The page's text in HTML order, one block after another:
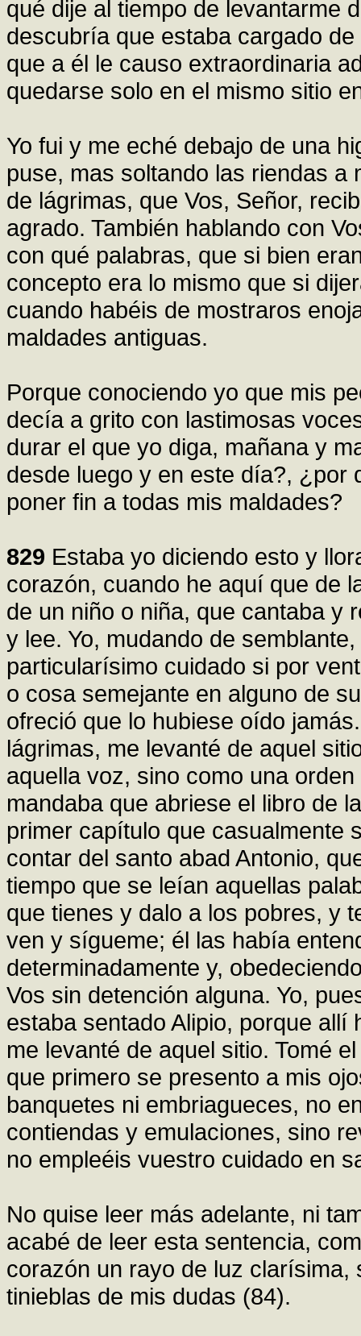
qué dije al tiempo de levantarme
descubría que estaba cargado
que a él le causo extraordinaria
quedarse solo en el mismo sitio
Yo fui y me eché debajo de una
puse, mas soltando las riendas
de lágrimas, que Vos, Señor,
agrado. También hablando con
con qué palabras, que si bien
concepto era lo mismo que si
cuando habéis de mostraros
maldades antiguas.
Porque conociendo yo que mis
decía a grito con lastimosas
durar el que yo diga, mañana y
desde luego y en este día?, ¿por
poner fin a todas mis maldades?
829 Estaba yo diciendo esto y
corazón, cuando he aquí que de
de un niño o niña, que cantaba y
y lee. Yo, mudando de
particularísimo cuidado si por
o cosa semejante en alguno de
ofreció que lo hubiese oído
lágrimas, me levanté de aquel
aquella voz, sino como una
mandaba que abriese el libro de
primer capítulo que casualmente
contar del santo abad Antonio,
tiempo que se leían aquellas
que tienes y dalo a los pobres, y
ven y sígueme; él las había
determinadamente y,
Vos sin detención alguna. Yo,
estaba sentado Alipio, porque allí
me levanté de aquel sitio. Tomé
que primero se presento a mis
banquetes ni embriagueces, no
contiendas y emulaciones, sino
no empleéis vuestro cuidado en
No quise leer más adelante, ni
acabé de leer esta sentencia,
corazón un rayo de luz
tinieblas de mis dudas (84).